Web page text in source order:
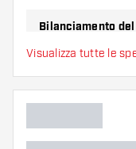
Bilanciamento
Materiale delle
Visualizza tutte le